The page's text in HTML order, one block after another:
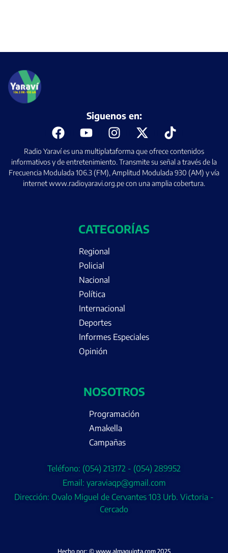
Radio Yaraví es una multiplataforma que ofrece contenidos
informativos y de entretenimiento. Transmite su señal a través de la
Frecuencia Modulada 106.3 (FM), Amplitud Modulada 930 (AM) y vía
internet www.radioyaravi.org.pe con una amplia cobertura.
Siguenos en:
CATEGORÍAS
Regional
Policial
Nacional
Política
Internacional
Deportes
Informes Especiales
Opinión
NOSOTROS
Programación
Amakella
Campañas
Teléfono: (054) 213172 - (054) 289952
Email: yaraviaqp@gmail.com
Dirección: Ovalo Miguel de Cervantes 103 Urb. Victoria -
Cercado
Hecho por: © www.almaquinta.com 2025